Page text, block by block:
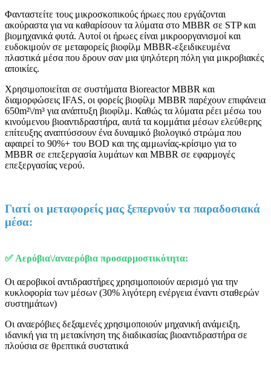
Φανταστείτε τους μικροσκοπικούς ήρωες που εργάζονται
ακούραστα για να καθαρίσουν τα λύματα στο MBBR σε STP και
βιομηχανικά φυτά. Αυτοί οι ήρωες είναι μικροοργανισμοί και
ευδοκιμούν σε μεταφορείς βιοφίλμ MBBR-εξειδικευμένα
πλαστικά μέσα που δρουν σαν μια ψηλότερη πόλη για μικροβιακές
αποικίες.
Χρησιμοποιείται σε συστήματα Bioreactor MBBR και
διαμορφώσεις IFAS, οι φορείς βιοφίλμ MBBR παρέχουν επιφάνεια
650m²\/m³ για ανάπτυξη βιοφίλμ. Καθώς τα λύματα ρέει μέσω του
κινούμενου βιοαντιδραστήρα, αυτά τα κομμάτια μέσων ελεύθερης
επίτευξης αναπτύσσουν ένα δυναμικό βιολογικό στρώμα που
αφαιρεί το 90%+ του BOD και της αμμωνίας-κρίσιμο για το
MBBR σε επεξεργασία λυμάτων και MBBR σε εφαρμογές
επεξεργασίας νερού.
Γιατί οι μεταφορείς μας ξεπερνούν τα παραδοσιακά
μέσα:
✅ Αερόβια\/αναερόβια προσαρμοστικότητα:
Οι αεροβικοί αντιδραστήρες χρησιμοποιούν αερισμό για την
κυκλοφορία των μέσων (30% λιγότερη ενέργεια έναντι σταθερών
συστημάτων)
Οι αναερόβιες δεξαμενές χρησιμοποιούν μηχανική ανάμειξη,
ιδανική για τη μετακίνηση της διαδικασίας βιοαντιδραστήρα σε
πλούσια σε θρεπτικά συστατικά